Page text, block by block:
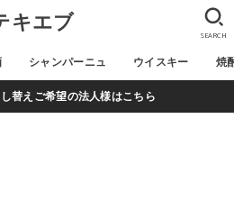
キエブ
シャンパーニュ ウイスキー 焼
SEARCH
替えご希望の法人様はこちら